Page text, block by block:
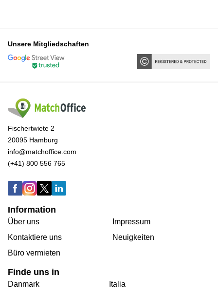
Unsere Mitgliedschaften
Fischertwiete 2
20095 Hamburg
info@matchoffice.com
(+41) 800 556 765
Information
Über uns
Kontaktiere uns
Büro vermieten
Impressum
Neuigkeiten
Finde uns in
Danmark
Italia